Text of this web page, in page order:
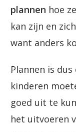
plannen hoe
kan zijn en
want anders
Plannen is
kinderen
goed uit te
het uitvoeren